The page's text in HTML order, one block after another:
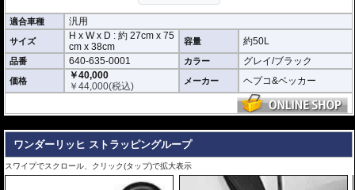
ヘプコ&ベッカーのユニバーサルエクステンションなどと組み合わせて使用す
れば、更に安定した積載が可能。
適合車種 汎用
サイズ H x W x D : 約27cm x75
cm x38cm 容量 約50L
品番 640-635-0001 カラー グレイ/ブラック
価格
￥40,000
￥44,000(税込) メーカー ヘプコ&ベッカー
ワンダーリッヒ ストラッピングループ
スワイプでスクロール、クリック(タップ)で拡大表示